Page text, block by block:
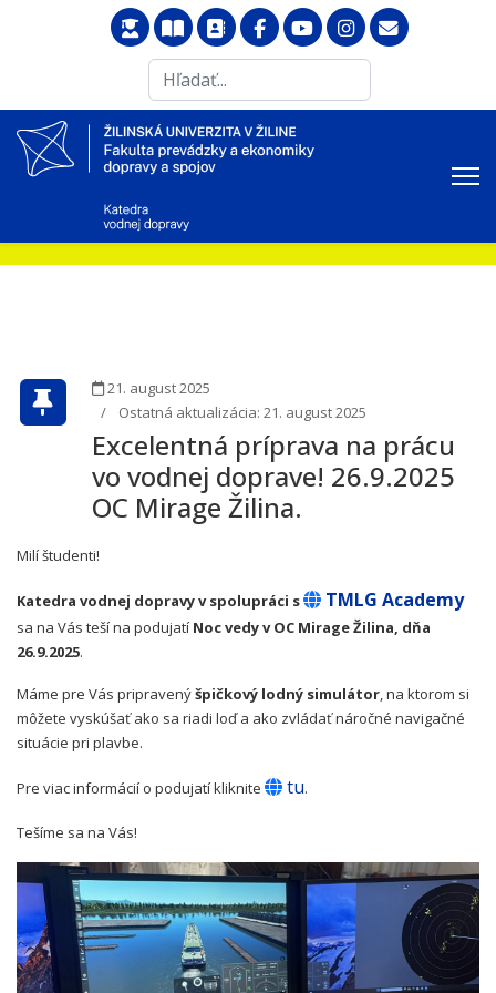
...
21. august 2025
Ostatná aktualizácia: 21. august 2025
Excelentná príprava na prácu
vo vodnej doprave! 26.9.2025
OC Mirage Žilina.
Milí študenti!
Katedra vodnej dopravy v spolupráci s TMLG Academy
sa na Vás teší na podujatí Noc vedy v OC Mirage Žilina, dňa
26.9.2025.
Máme pre Vás pripravenýšpičkový lodný simulátor, na ktorom si
môžete vyskúšať ako sa riadi loď a ako zvládať náročné navigačné
situácie pri plavbe.
Pre viac informácií o podujatí kliknite tu.
Tešíme sa na Vás!